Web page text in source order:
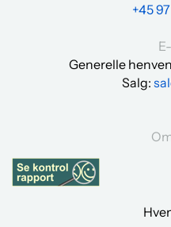
+45
Generelle
Salg: